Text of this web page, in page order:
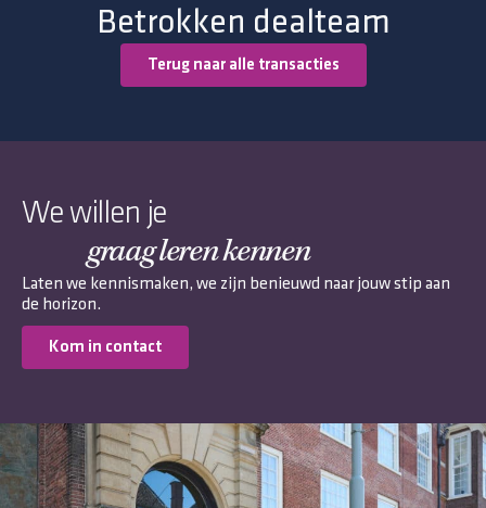
Betrokken dealteam
Terug naar alle transacties
We willen je
graag leren kennen
Laten we kennismaken, we zijn benieuwd naar jouw stip aan
de horizon.
Kom in contact